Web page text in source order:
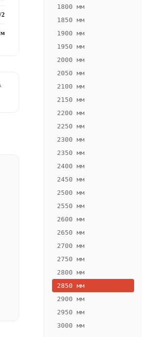
2
1800 мм
1850 мм
1900 мм
1950 мм
2000 мм
2050 мм
2100 мм
2150 мм
2200 мм
2250 мм
2300 мм
2350 мм
2400 мм
2450 мм
2500 мм
2550 мм
2600 мм
2650 мм
2700 мм
2750 мм
2800 мм
2850 мм
2900 мм
2950 мм
3000 мм